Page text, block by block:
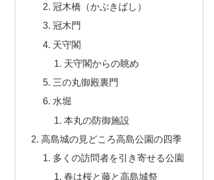
冠木橋（かぶきばし）
冠木門
天守閣
天守閣からの眺め
三の丸御殿裏門
水堀
本丸の防御施設
高島城の見どころ高島公園の四季
多くの訪問者を引き寄せる公園
春は桜と藤と高島城祭